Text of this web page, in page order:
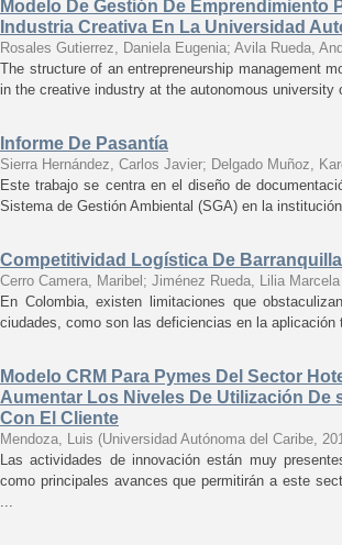
Modelo De Gestión De Emprendimiento
Industria Creativa En La Universidad
Rosales Gutierrez, Daniela Eugenia; Avila Rueda,
The structure of an entrepreneurship management
in the creative industry at the autonomous
Informe De Pasantía
Sierra Hernández, Carlos Javier; Delgado Muñoz,
Este trabajo se centra en el diseño de
Sistema de Gestión Ambiental (SGA) en la
Competitividad Logística De
Cerro Camera, Maribel ; Jiménez Rueda, Lilia Marcela
En Colombia, existen limitaciones que
ciudades, como son las deficiencias en la
Modelo CRM Para Pymes Del Sector
Aumentar Los Niveles De Utilización De
Con El Cliente
Mendoza, Luis (Universidad Autónoma del Caribe,
Las actividades de innovación están muy
como principales avances que permitirán a este
...